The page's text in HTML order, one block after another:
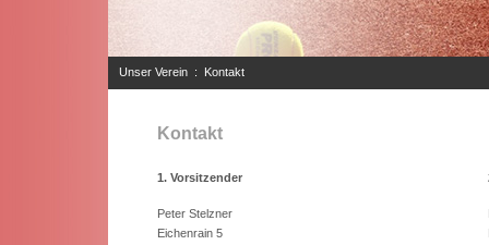
Unser Verein : Kontakt
Kontakt
1. Vorsitzender
Peter Stelzner
Eichenrain 5